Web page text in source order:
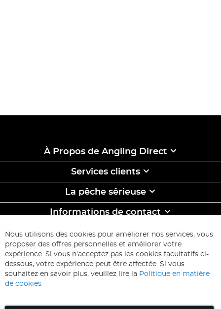
À Propos de Angling Direct
Services clients
La pêche sêrieuse
Informations de contact
ABONNEZ-VOUS & ECONOMISEZ
Inscription
à
d’information
:
Inscription
Nous utilisons des cookies pour améliorer nos services, vous
proposer des offres personnelles et améliorer votre
expérience. Si vous n'acceptez pas les cookies facultatifs ci-
dessous, votre expérience peut être affectée. Si vous
souhaitez en savoir plus, veuillez lire la Politique en matière
de cookies